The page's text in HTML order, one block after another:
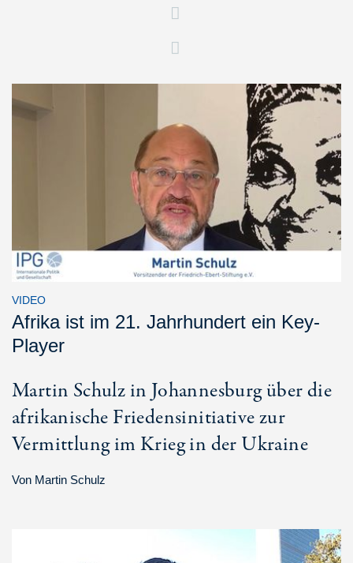
VIDEO
Afrika ist im 21. Jahrhundert ein Key-
Player
Martin Schulz in Johannesburg über die
afrikanische Friedensinitiative zur
Vermittlung im Krieg in der Ukraine
Von Martin Schulz